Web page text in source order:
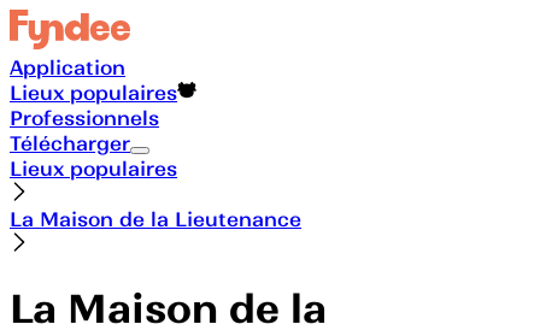
Application
Lieux populaires
Professionnels
Télécharger
Lieux populaires
La Maison de la Lieutenance
La Maison de la